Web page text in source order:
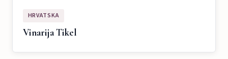
HRVATSKA
Vinarija Tikel